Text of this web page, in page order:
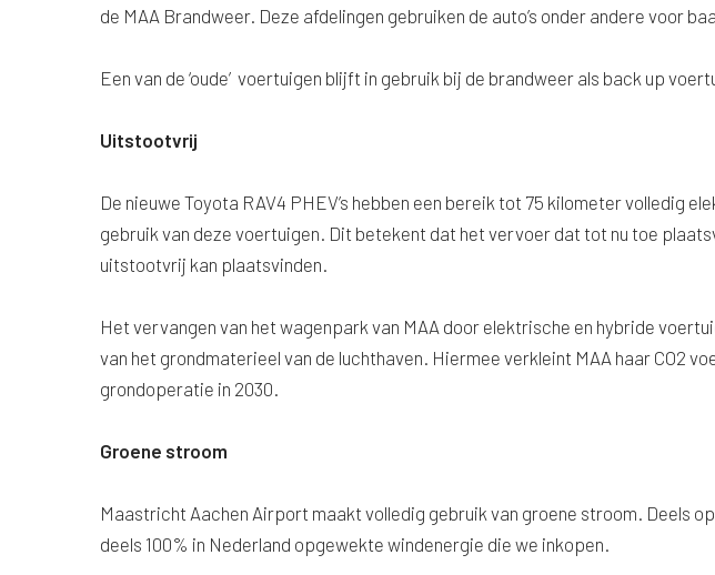
de MAA Brandweer. Deze afdelingen gebruiken de auto’s onder andere voor
Een van de ‘oude’ voertuigen blijft in gebruik bij de brandweer als back up
Uitstootvrij
De nieuwe Toyota RAV4 PHEV’s hebben een bereik tot 75 kilometer volledig
gebruik van deze voertuigen. Dit betekent dat het vervoer dat tot nu toe
uitstootvrij kan plaatsvinden.
Het vervangen van het wagenpark van MAA door elektrische en hybride
van het grondmaterieel van de luchthaven. Hiermee verkleint MAA haar CO2
grondoperatie in 2030.
Groene stroom
Maastricht Aachen Airport maakt volledig gebruik van groene stroom. Deels
deels 100% in Nederland opgewekte windenergie die we inkopen.